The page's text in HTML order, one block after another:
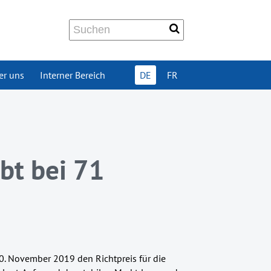
uns Interner Bereich DE FR
bei 71
November 2019 den Richtpreis für die